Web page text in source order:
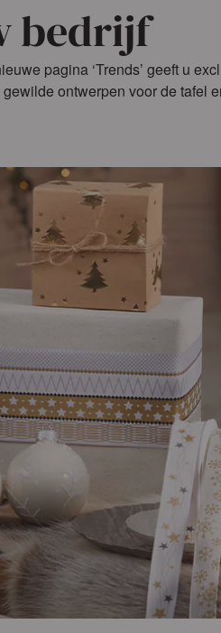
bedrijf
pagina ‘Trends’ geeft u
ontwerpen voor de tafel